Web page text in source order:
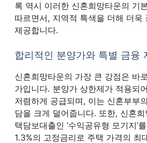
록 역시 이러한 신혼희망타운의 기
따르면서, 지역적 특색을 더해 더욱
제공합니다.
합리적인 분양가와 특별 금융
신혼희망타운의 가장 큰 강점은 바
가입니다. 분양가 상한제가 적용되
저렴하게 공급되며, 이는 신혼부부
담을 크게 덜어줍니다. 또한, 신혼
택담보대출인 ‘수익공유형 모기지’
1.3%의 고정금리로 주택 가격의 최